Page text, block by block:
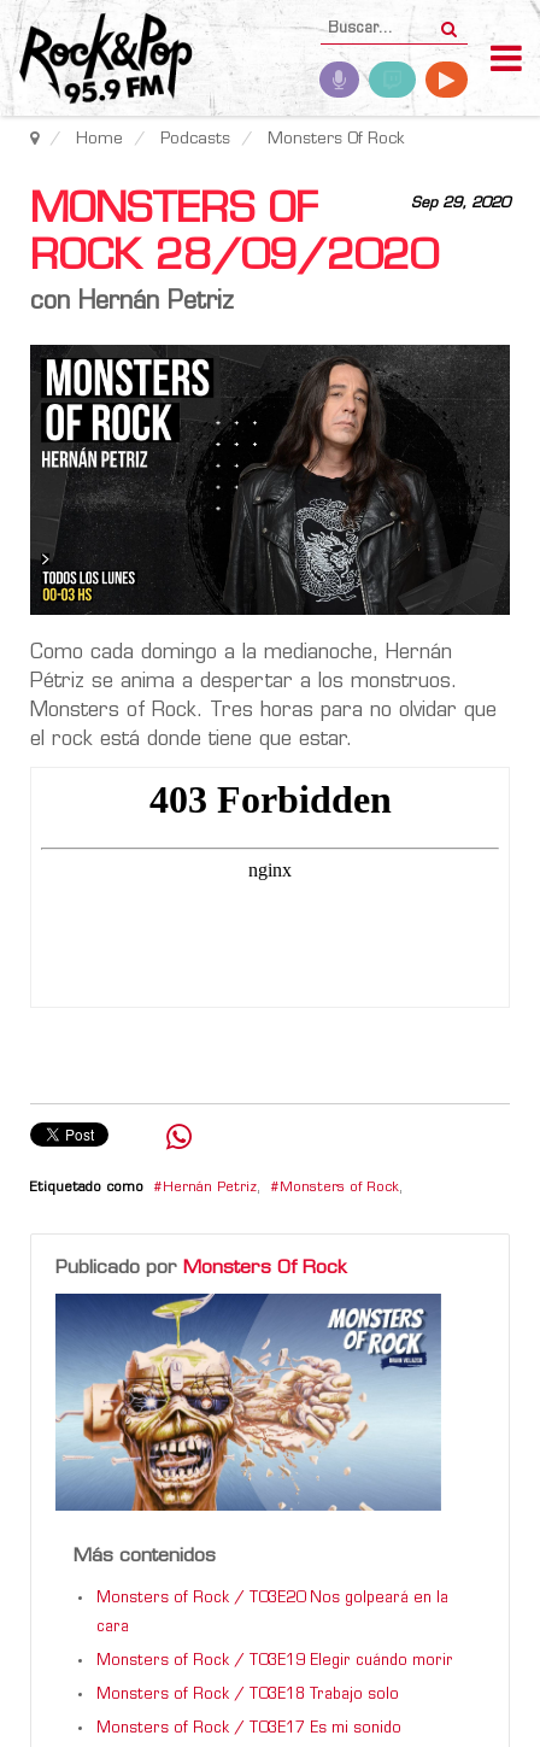
Home Podcasts Monsters Of Rock
Sep 29, 2020
MONSTERS OF
ROCK 28/09/2020
con Hernán Petriz
Como cada domingo a la medianoche, Hernán
Pétriz se anima a despertar a los monstruos.
Monsters of Rock. Tres horas para no olvidar que
el rock está donde tiene que estar.
Etiquetado como Hernán Petriz, Monsters of Rock,
Publicado por Monsters Of Rock
Más contenidos
Monsters of Rock / T03E20 Nos golpeará en la
cara
Monsters of Rock / T03E19 Elegir cuándo morir
Monsters of Rock / T03E18 Trabajo solo
Monsters of Rock / T03E17 Es mi sonido